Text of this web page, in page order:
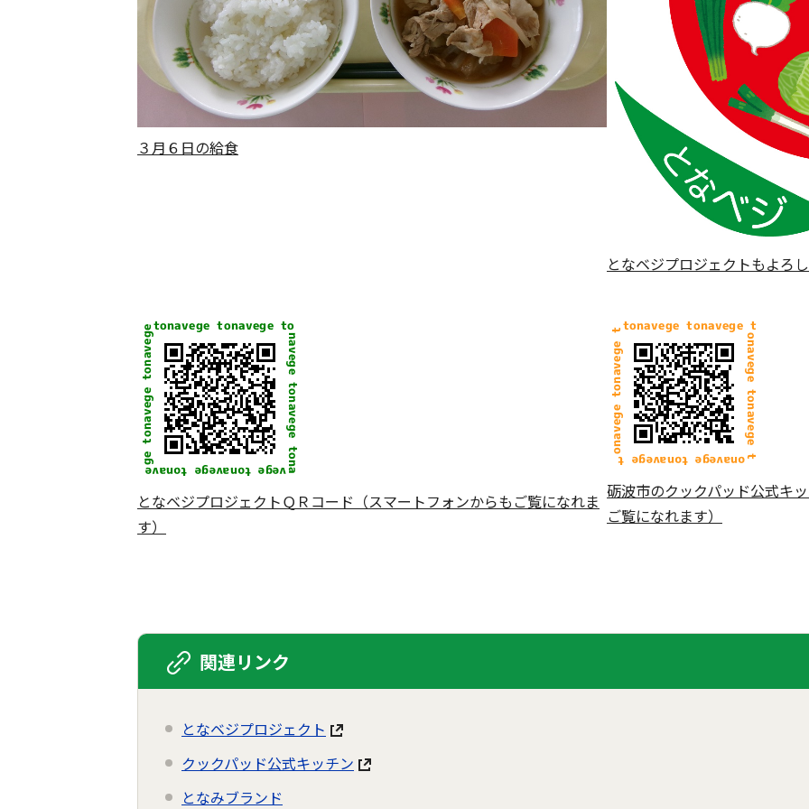
３月６日の給食
となベジプロジェクトもよろ
となベジプロジェクトＱＲコード（スマートフォンからもご覧になれま
す）
砺波市のクックパッド公式キ
ご覧になれます）
関連リンク
となベジプロジェクト
クックパッド公式キッチン
となみブランド